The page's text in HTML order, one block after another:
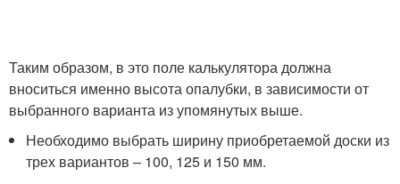
Таким образом, в это поле калькулятора должна
вноситься именно высота опалубки, в зависимости от
выбранного варианта из упомянутых выше.
Необходимо выбрать ширину приобретаемой доски из
трех вариантов – 100, 125 и 150 мм.